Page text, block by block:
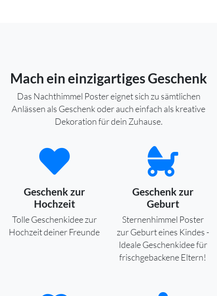
Mach ein einzigartiges Geschenk
Das Nachthimmel Poster eignet sich zu sämtlichen
Anlässen als Geschenk oder auch einfach als kreative
Dekoration für dein Zuhause.
Geschenk zur
Hochzeit
Tolle Geschenkidee zur
Hochzeit deiner Freunde
Geschenk zur
Geburt
Sternenhimmel Poster
zur Geburt eines Kindes -
Ideale Geschenkidee für
frischgebackene Eltern!